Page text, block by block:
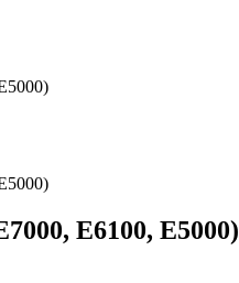
E6100, E5000)